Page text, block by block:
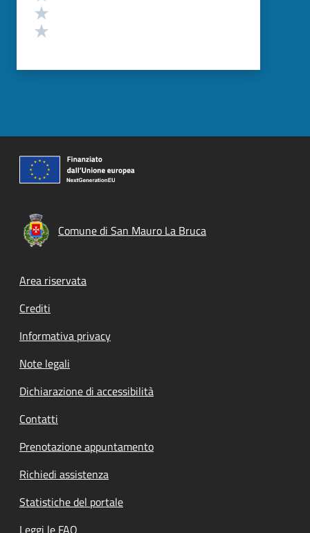
Comune di San Mauro La Bruca
Footer menu
Area riservata
Crediti
Informativa privacy
Note legali
Dichiarazione di accessibilità
Contatti
Prenotazione appuntamento
Richiedi assistenza
Statistiche del portale
Leggi le FAQ